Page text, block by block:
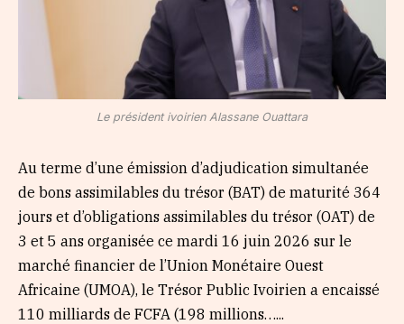
Le président ivoirien Alassane Ouattara
Au terme d’une émission d’adjudication simultanée
de bons assimilables du trésor (BAT) de maturité 364
jours et d’obligations assimilables du trésor (OAT) de
3 et 5 ans organisée ce mardi 16 juin 2026 sur le
marché financier de l’Union Monétaire Ouest
Africaine (UMOA), le Trésor Public Ivoirien a encaissé
110 milliards de FCFA (198 millions…...